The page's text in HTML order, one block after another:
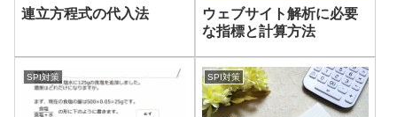
連立方程式の代入法
ウェブサイト解析に必要
な指標と計算方法
SPI対策 SPI対策